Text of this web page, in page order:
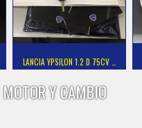
LANCIA YPSILON 1.2 D 75CV …
MOTOR Y CAMBIO